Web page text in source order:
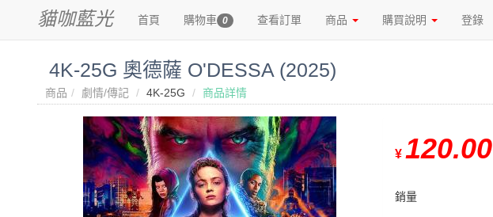
貓咖藍光 首頁 購物車 0 查看訂單 商品 購買說明 登錄
4K-25G 奧德薩 O'DESSA‎ (2025)
商品 劇情/傳記 4K-25G 商品詳情
¥ 120.00
銷量